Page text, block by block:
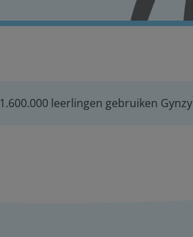
1.600.000 leerlingen gebruiken Gynzy